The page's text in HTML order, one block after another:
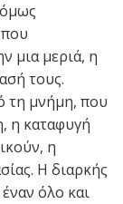
μια μεριά, η
τους.
τη μνήμη, που
η καταφυγή
η
Η διαρκής
όλο και